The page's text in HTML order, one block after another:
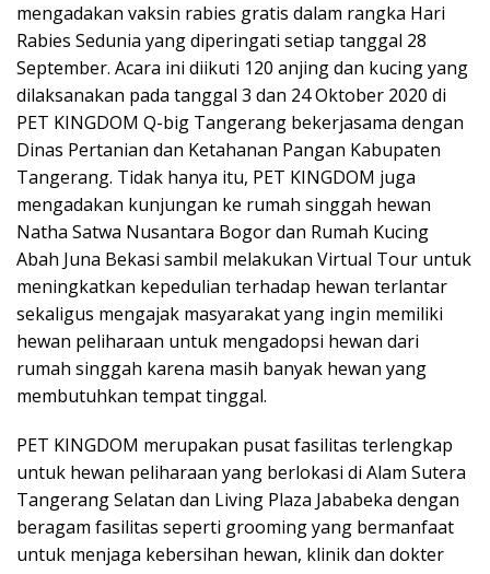
mengadakan vaksin rabies gratis dalam rangka Hari
Rabies Sedunia yang diperingati setiap tanggal 28
September. Acara ini diikuti 120 anjing dan kucing yang
dilaksanakan pada tanggal 3 dan 24 Oktober 2020 di
PET KINGDOM Q-big Tangerang bekerjasama dengan
Dinas Pertanian dan Ketahanan Pangan Kabupaten
Tangerang. Tidak hanya itu, PET KINGDOM juga
mengadakan kunjungan ke rumah singgah hewan
Natha Satwa Nusantara Bogor dan Rumah Kucing
Abah Juna Bekasi sambil melakukan Virtual Tour untuk
meningkatkan kepedulian terhadap hewan terlantar
sekaligus mengajak masyarakat yang ingin memiliki
hewan peliharaan untuk mengadopsi hewan dari
rumah singgah karena masih banyak hewan yang
membutuhkan tempat tinggal.
PET KINGDOM merupakan pusat fasilitas terlengkap
untuk hewan peliharaan yang berlokasi di Alam Sutera
Tangerang Selatan dan Living Plaza Jababeka dengan
beragam fasilitas seperti grooming yang bermanfaat
untuk menjaga kebersihan hewan, klinik dan dokter